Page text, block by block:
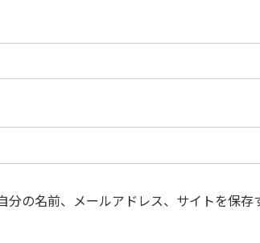
の名前、メールアドレス、サイトを保存